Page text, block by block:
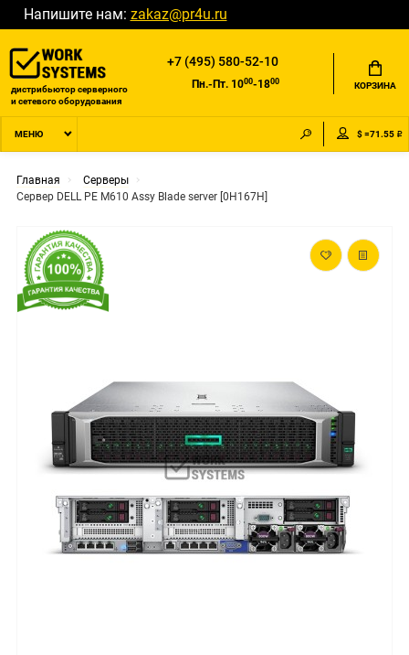
Напишите нам: zakaz@pr4u.ru
дистрибьютор серверного
и сетевого оборудования
+7 (495) 580-52-10
Пн.-Пт. 1000-1800 КОРЗИНА
МЕНЮ $ =71.55 ₽
Главная
Серверы
Сервер DELL PE M610 Assy Blade server [0H167H]